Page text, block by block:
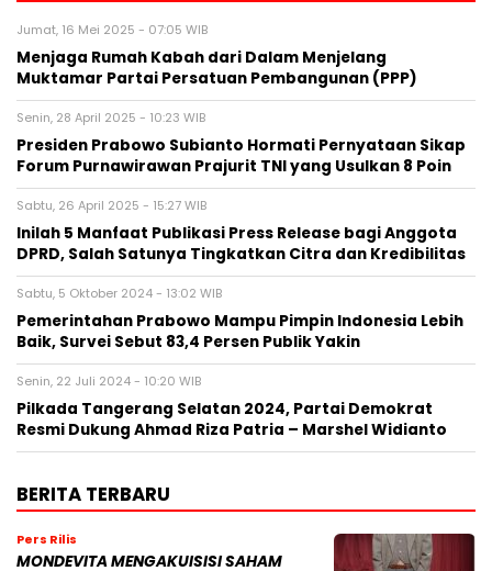
Jumat, 16 Mei 2025 - 07:05 WIB
Menjaga Rumah Kabah dari Dalam Menjelang
Muktamar Partai Persatuan Pembangunan (PPP)
Senin, 28 April 2025 - 10:23 WIB
Presiden Prabowo Subianto Hormati Pernyataan Sikap
Forum Purnawirawan Prajurit TNI yang Usulkan 8 Poin
Sabtu, 26 April 2025 - 15:27 WIB
Inilah 5 Manfaat Publikasi Press Release bagi Anggota
DPRD, Salah Satunya Tingkatkan Citra dan Kredibilitas
Sabtu, 5 Oktober 2024 - 13:02 WIB
Pemerintahan Prabowo Mampu Pimpin Indonesia Lebih
Baik, Survei Sebut 83,4 Persen Publik Yakin
Senin, 22 Juli 2024 - 10:20 WIB
Pilkada Tangerang Selatan 2024, Partai Demokrat
Resmi Dukung Ahmad Riza Patria – Marshel Widianto
BERITA TERBARU
Pers Rilis
MONDEVITA MENGAKUISISI SAHAM